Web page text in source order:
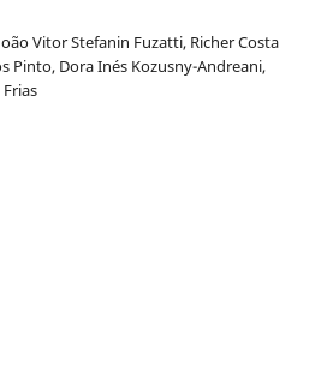
Vitor Stefanin Fuzatti, Richer Costa
Pinto, Dora Inés Kozusny-Andreani,